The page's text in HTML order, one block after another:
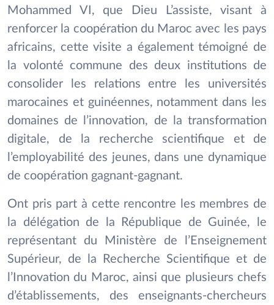
Mohammed VI, que Dieu L’assiste, visant à
renforcer la coopération du Maroc avec les pays
africains, cette visite a également témoigné de
la volonté commune des deux institutions de
consolider les relations entre les universités
marocaines et guinéennes, notamment dans les
domaines de l’innovation, de la transformation
digitale, de la recherche scientifique et de
l’employabilité des jeunes, dans une dynamique
de coopération gagnant-gagnant.
Ont pris part à cette rencontre les membres de
la délégation de la République de Guinée, le
représentant du Ministère de l’Enseignement
Supérieur, de la Recherche Scientifique et de
l’Innovation du Maroc, ainsi que plusieurs chefs
d’établissements, des enseignants-chercheurs